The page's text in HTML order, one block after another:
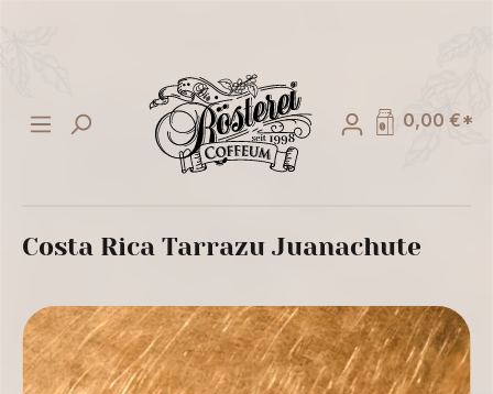
0,00 €*
Costa Rica Tarrazu Juanachute